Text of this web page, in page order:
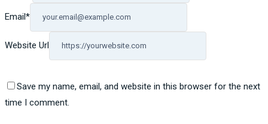
Email*
Website Url
Save my name, email, and website in this browser for the next
time I comment.